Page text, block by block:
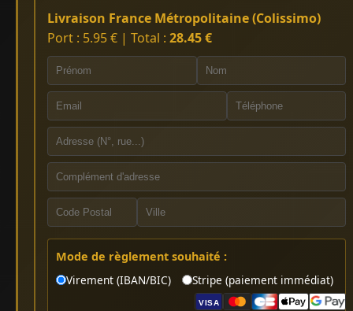
Livraison France Métropolitaine (Colissimo)
Port : 5.95 € | Total : 28.45 €
Mode de règlement souhaité :
Virement (IBAN/BIC)
Stripe (paiement immédiat)
VISA